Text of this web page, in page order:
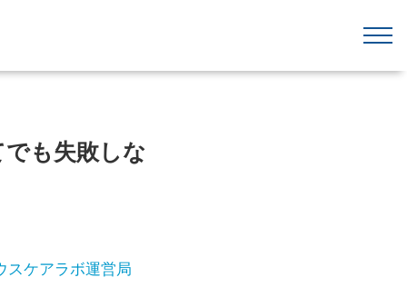
も失敗しな
スケアラボ運営局